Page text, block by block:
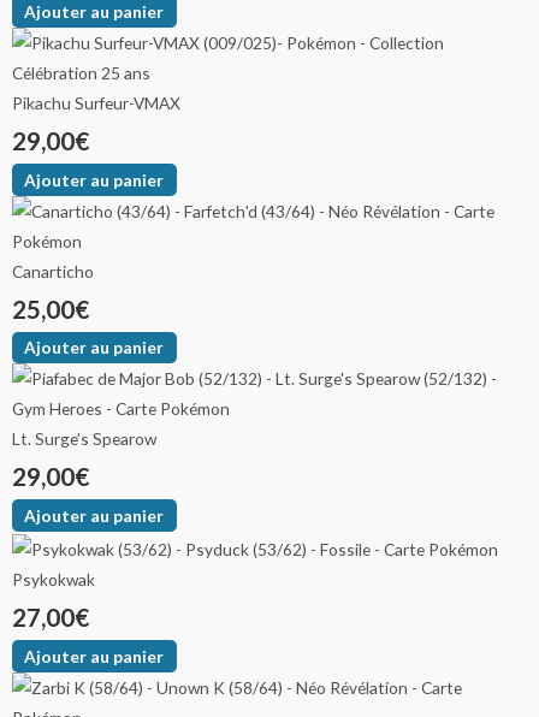
Ajouter au panier
Pikachu Surfeur-VMAX
29,00€
Ajouter au panier
Canarticho
25,00€
Ajouter au panier
Lt. Surge’s Spearow
29,00€
Ajouter au panier
Psykokwak
27,00€
Ajouter au panier